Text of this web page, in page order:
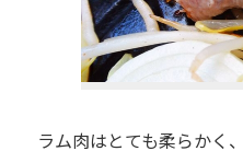
ラム肉はとても柔らかく